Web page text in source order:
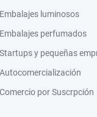
Embalajes luminosos
Embalajes perfumados
Startups y pequeñas
Autocomercialización
Comercio por Suscrpción